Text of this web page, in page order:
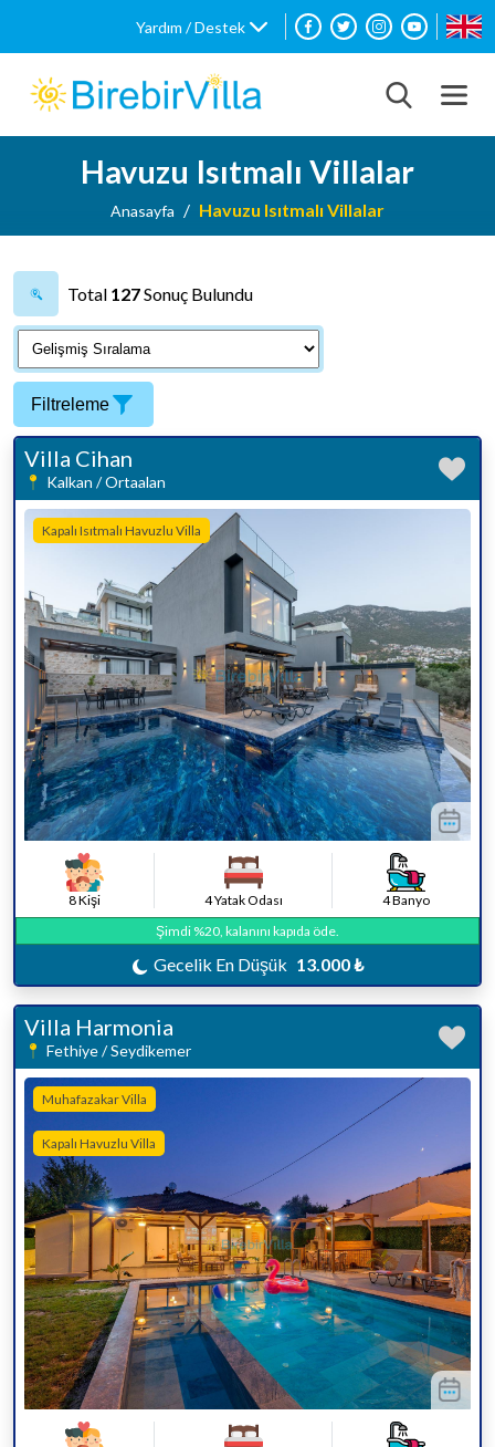
Yardım / Destek
Havuzu Isıtmalı Villalar
Anasayfa Havuzu Isıtmalı Villalar
Total 127Sonuç Bulundu
Filtreleme
Villa Cihan
Kalkan / Ortaalan
Kapalı Isıtmalı Havuzlu Villa
8 Kişi 4 Yatak Odası
4 Banyo
Şimdi %20, kalanını kapıda öde.
Gecelik En Düşük 13.000 ₺
Villa Harmonia
Fethiye / Seydikemer
Muhafazakar Villa
Kapalı Havuzlu Villa